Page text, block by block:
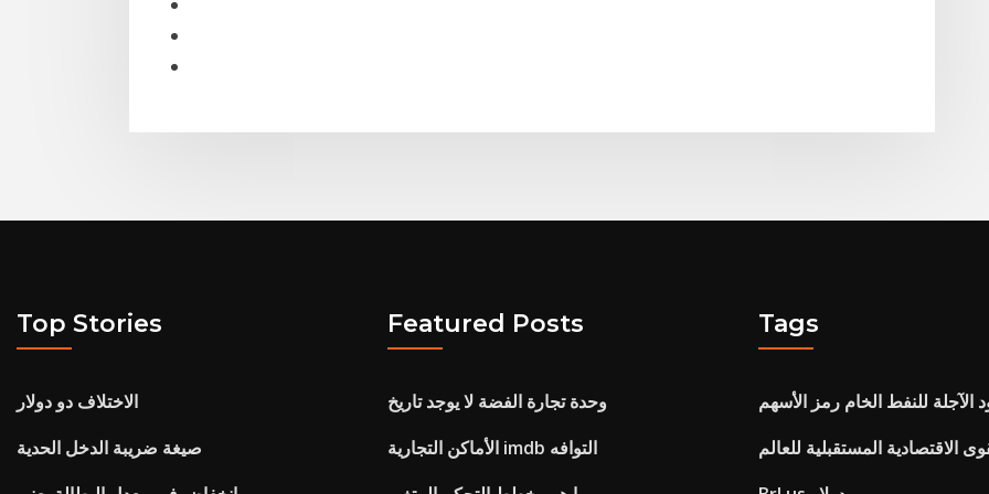
Top Stories
الاختلاف دو دولار
صيغة ضريبة الدخل الحدية
Featured Posts
وحدة تجارة الفضة لا يوجد تاريخ
الأماكن التجارية imdb التوافه
Tags
الآجلة للنفط الخام رمز الأسهم
الاقتصادية المستقبلية للعالم